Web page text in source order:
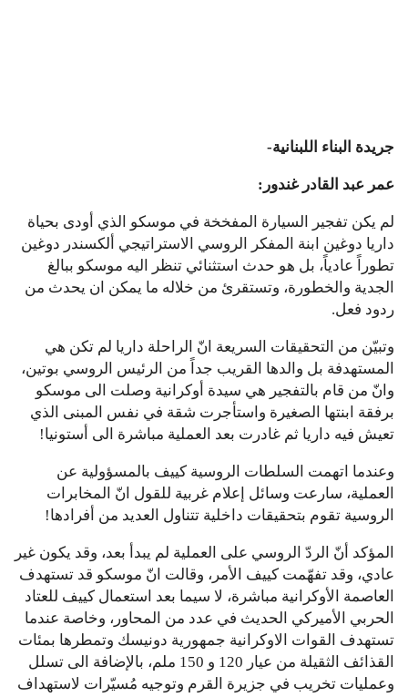
جريدة البناء اللبنانية-
عمر عبد القادر غندور:
لم يكن تفجير السيارة المفخخة في موسكو الذي أودى بحياة
داريا دوغين ابنة المفكر الروسي الاستراتيجي ألكسندر دوغين
تطوراً عادياً، بل هو حدث استثنائي تنظر اليه موسكو ببالغ
الجدية والخطورة، وتستقرئ من خلاله ما يمكن ان يحدث من
ردود فعل.
وتبيّن من التحقيقات السريعة انّ الراحلة داريا لم تكن هي
المستهدفة بل والدها القريب جداً من الرئيس الروسي بوتين،
وانّ من قام بالتفجير هي سيدة أوكرانية وصلت الى موسكو
برفقة ابنتها الصغيرة واستأجرت شقة في نفس المبنى الذي
تعيش فيه داريا ثم غادرت بعد العملية مباشرة الى أستونيا!
وعندما اتهمت السلطات الروسية كييف بالمسؤولية عن
العملية، سارعت وسائل إعلام غربية للقول انّ المخابرات
الروسية تقوم بتحقيقات داخلية تتناول العديد من أفرادها!
المؤكد أنّ الردّ الروسي على العملية لم يبدأ بعد، وقد يكون غير
عادي، وقد تفهّمت كييف الأمر، وقالت انّ موسكو قد تستهدف
العاصمة الأوكرانية مباشرة، لا سيما بعد استعمال كييف للعتاد
الحربي الأميركي الحديث في عدد من المحاور، وخاصة عندما
تستهدف القوات الاوكرانية جمهورية دونيسك وتمطرها بمئات
القذائف الثقيلة من عيار 120 و 150 ملم، بالإضافة الى تسلل
وعمليات تخريب في جزيرة القرم وتوجيه مُسيّرات لاستهداف